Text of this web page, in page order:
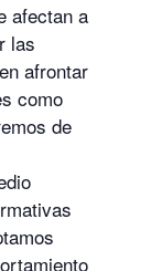
afectan a
las
afrontar
como
de